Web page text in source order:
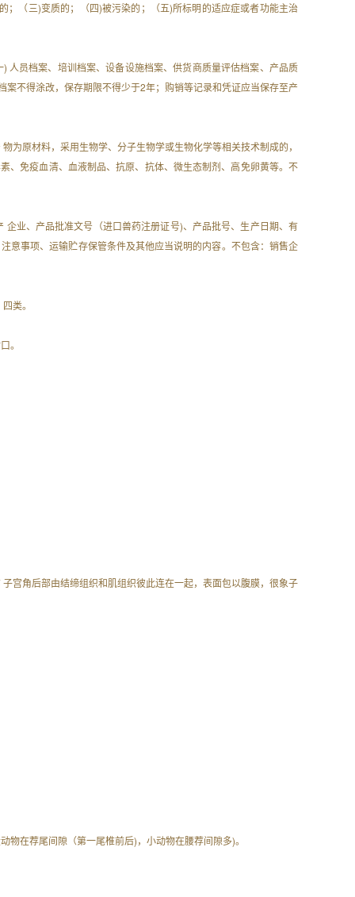
；（三)变质的；（四)被污染的；（五)所标明的适应症或者功能主治
人员档案、培训档案、设备设施档案、供货商质量评估档案、产品质
不得涂改，保存期限不得少于2年；购销等记录和凭证应当保存至产
为原材料，采用生物学、分子生物学或生物化学等相关技术制成的，
、免疫血清、血液制品、抗原、抗体、微生态制剂、高免卵黄等。不
业、产品批准文号（进口兽药注册证号)、产品批号、生产日期、有
意事项、运输贮存保管条件及其他应当说明的内容。不包含：销售企
类。
。
宫角后部由结缔组织和肌组织彼此连在一起，表面包以腹膜，很象子
在荐尾间隙（第一尾椎前后)，小动物在腰荐间隙多)。